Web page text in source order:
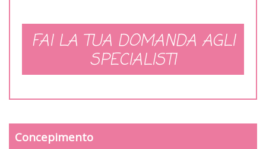
FAI LA TUA DOMANDA AGLI
SPECIALISTI
Concepimento